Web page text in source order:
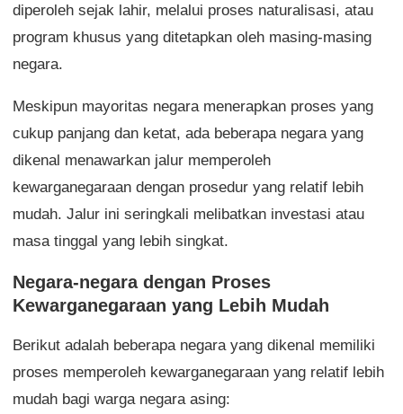
diperoleh sejak lahir, melalui proses naturalisasi, atau
program khusus yang ditetapkan oleh masing-masing
negara.
Meskipun mayoritas negara menerapkan proses yang
cukup panjang dan ketat, ada beberapa negara yang
dikenal menawarkan jalur memperoleh
kewarganegaraan dengan prosedur yang relatif lebih
mudah. Jalur ini seringkali melibatkan investasi atau
masa tinggal yang lebih singkat.
Negara-negara dengan Proses
Kewarganegaraan yang Lebih Mudah
Berikut adalah beberapa negara yang dikenal memiliki
proses memperoleh kewarganegaraan yang relatif lebih
mudah bagi warga negara asing: